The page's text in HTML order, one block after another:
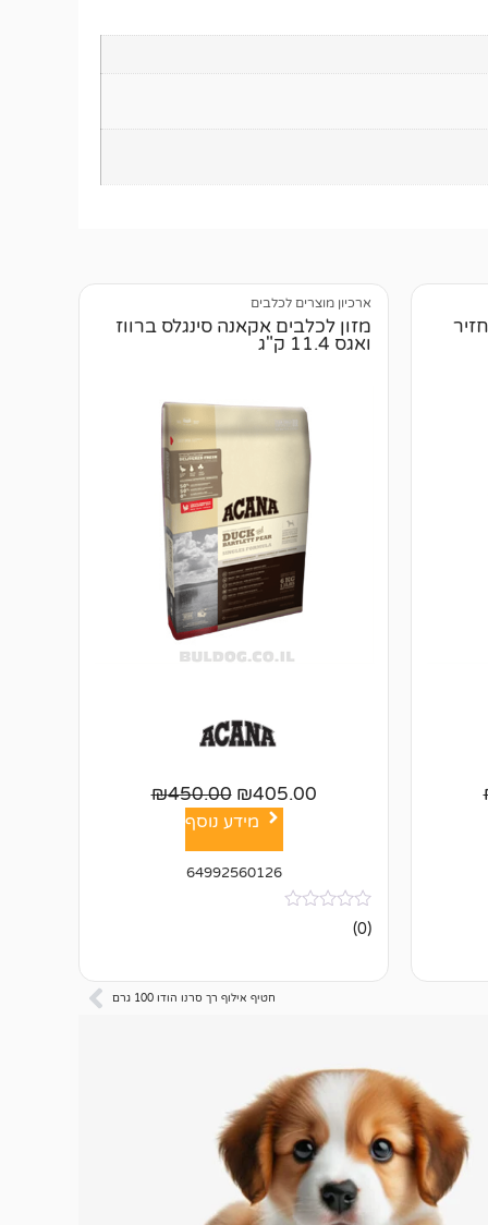
ארכיון מוצרים לכלבים
מזון לכלבים אקאנה סינגלס ברווז
ואגס 11.4 ק"ג
₪405.00
₪450.00
מידע נוסף
64992560126
אין
ביקורות
(0)
חטיף אילוף רך סרנו הודו 100 גרם